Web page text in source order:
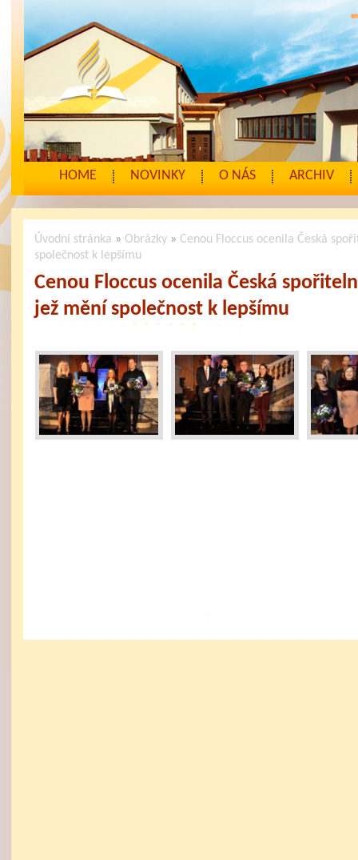
HOME NOVINKY O NÁS ARCHIV
Úvodní stránka » Obrázky » Cenou Floccus ocenila Česká
společnost k lepšímu
Cenou Floccus ocenila Česká
jež mění společnost k lepšímu